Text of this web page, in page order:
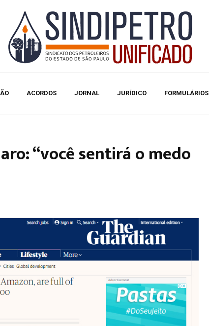
ACORDOS JORNAL JURÍDICO FORMULÁRIOS
“você sentirá o medo